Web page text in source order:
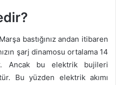
bastığınız andan itibaren
şarj dinamosu ortalama 14
Ancak bu elektrik bujileri
Bu yüzden elektrik akımı